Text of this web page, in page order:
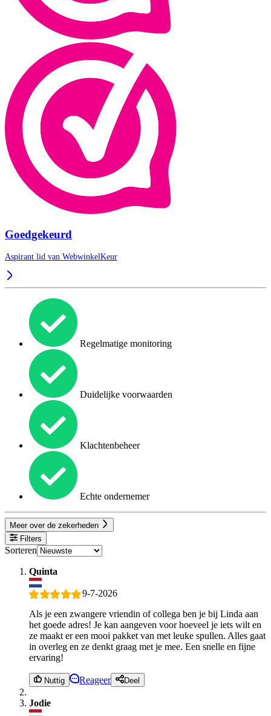
Goedgekeurd
Aspirant lid van WebwinkelKeur
Regelmatige monitoring
Duidelijke voorwaarden
Klachtenbeheer
Echte ondernemer
Meer over de zekerheden
Filters
Sorteren
Quinta
9-7-2026
Als je een zwangere vriendin of collega ben je bij Linda aan
het goede adres! Je kan aangeven voor hoeveel je iets wilt en
ze maakt er een mooi pakket van met leuke spullen. Alles gaat
in overleg en ze denkt graag met je mee. Een snelle en fijne
ervaring!
Nuttig Reageer Deel
Jodie